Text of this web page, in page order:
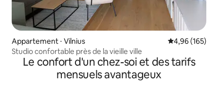
Appartement ⋅ Vilnius Évaluation
4,96 (165)
Studio confortable près de la vieille ville
Le confort d'un chez-soi et des tarifs
mensuels avantageux